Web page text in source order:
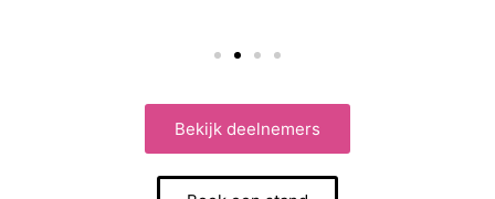
Bekijk deelnemers